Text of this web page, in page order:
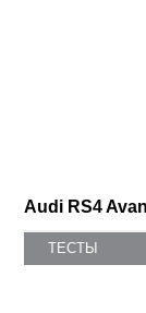
Audi RS4
ТЕСТЫ